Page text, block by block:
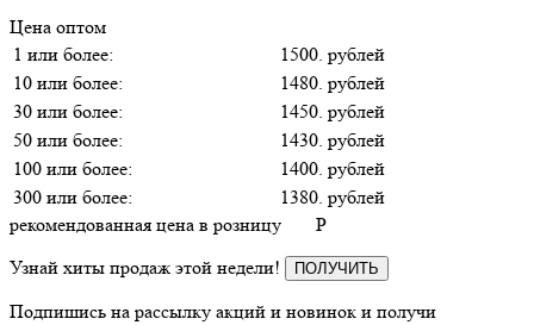
Цена оптом
1 или более:
1500. рублей
10 или более:
1480. рублей
30 или более:
1450. рублей
50 или более:
1430. рублей
100 или более:
1400. рублей
300 или более:
1380. рублей
рекомендованная цена в розницу
P
Узнай хиты продаж этой недели!
ПОЛУЧИТЬ
Подпишись на рассылку акций и новинок и получи